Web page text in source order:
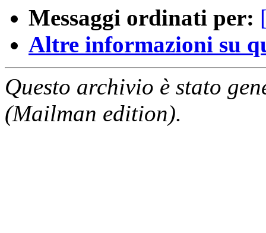
Messaggi ordinati per:
Altre informazioni su
Questo archivio è stato
(Mailman edition).